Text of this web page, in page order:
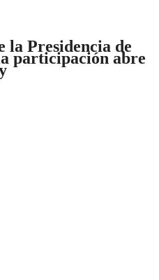
la Presidencia de
participación abre